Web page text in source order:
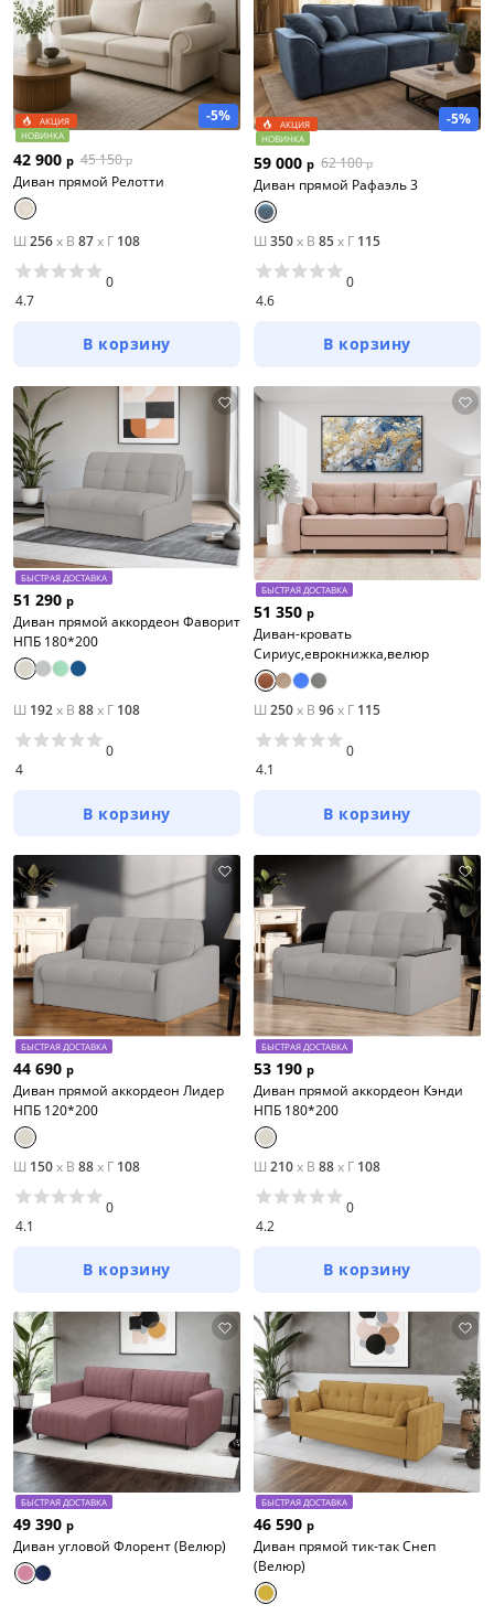
-5%
АКЦИЯ
НОВИНКА
42 900 р 45 150 р
Диван прямой Релотти
Ш 256x В 87x Г 108
4.7
0
В корзину
-5%
АКЦИЯ
НОВИНКА
59 000 р 62 100 р
Диван прямой Рафаэль 3
Ш 350x В 85x Г 115
4.6
0
В корзину
БЫСТРАЯ ДОСТАВКА
51 290 р
Диван прямой аккордеон Фаворит
НПБ 180*200
Ш 192x В 88x Г 108
4
0
В корзину
БЫСТРАЯ ДОСТАВКА
51 350 р
Диван-кровать
Сириус,еврокнижка,велюр
Ш 250x В 96x Г 115
4.1
0
В корзину
БЫСТРАЯ ДОСТАВКА
44 690 р
Диван прямой аккордеон Лидер
НПБ 120*200
Ш 150x В 88x Г 108
4.1
0
В корзину
БЫСТРАЯ ДОСТАВКА
53 190 р
Диван прямой аккордеон Кэнди
НПБ 180*200
Ш 210x В 88x Г 108
4.2
0
В корзину
БЫСТРАЯ ДОСТАВКА
49 390 р
Диван угловой Флорент (Велюр)
БЫСТРАЯ ДОСТАВКА
46 590 р
Диван прямой тик-так Снеп
(Велюр)